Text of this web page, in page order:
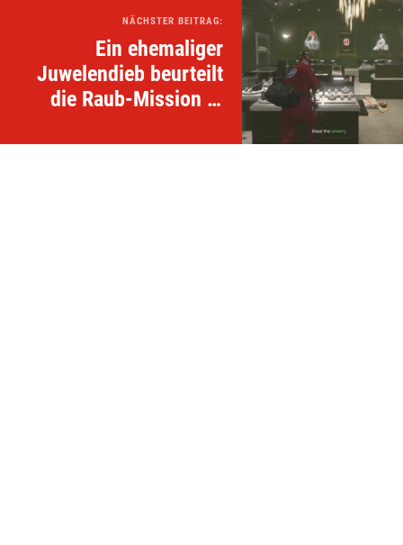
NÄCHSTER BEITRAG:
Ein ehemaliger
Juwelendieb beurteilt
die Raub-Mission in